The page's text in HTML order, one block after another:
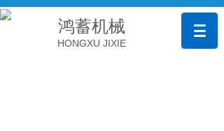
鸿蓄机械
HONGXU JIXIE